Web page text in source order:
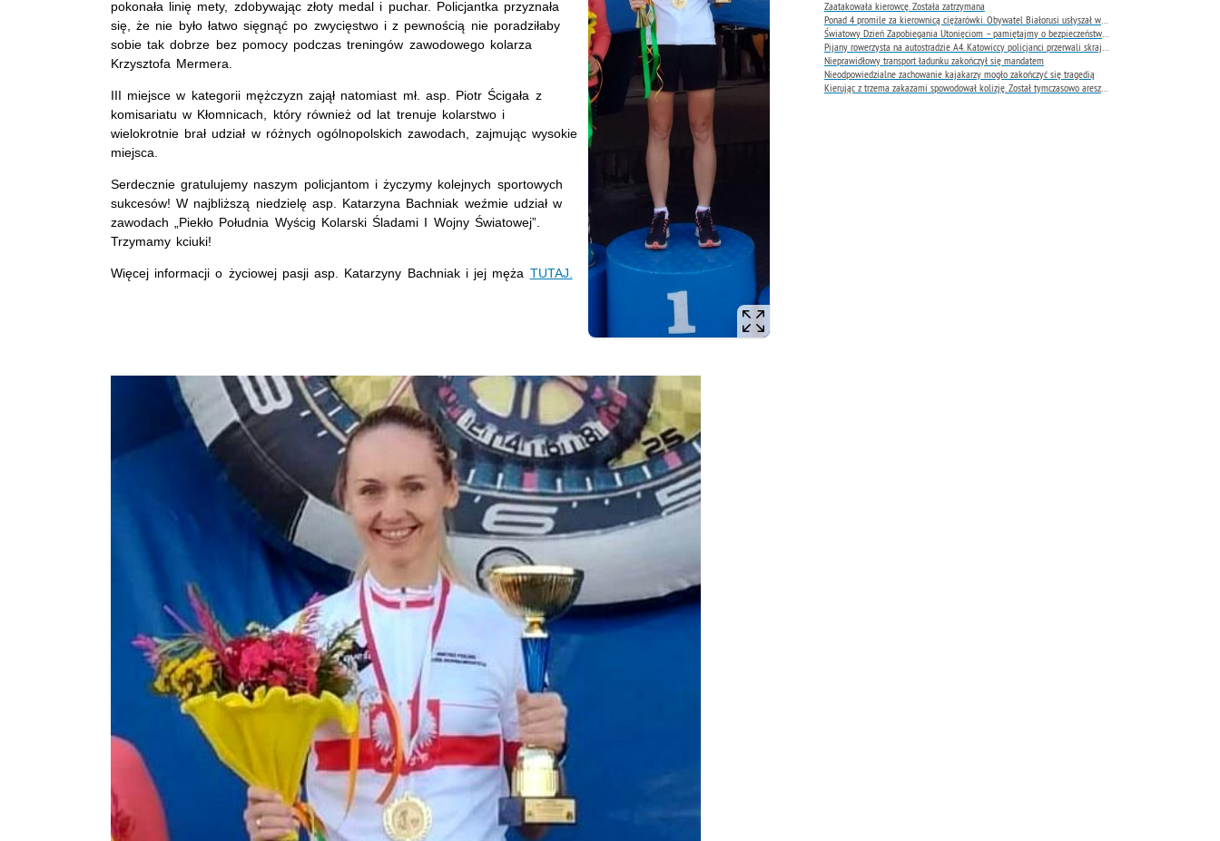
Zaatakowała kierowcę. Została zatrzymana
Nieprawidłowy transport ładunku zakończył się mandatem
Nieodpowiedzialne zachowanie kajakarzy mogło zakończyć się tragedią
pokonała linię mety, zdobywając złoty medal i puchar. Policjantka przyznała
się, że nie było łatwo sięgnąć po zwycięstwo i z pewnością nie poradziłaby
sobie tak dobrze bez pomocy podczas treningów zawodowego kolarza
Krzysztofa Mermera.
III miejsce w kategorii mężczyzn zajął natomiast mł. asp. Piotr Ścigała z
komisariatu w Kłomnicach, który również od lat trenuje kolarstwo i
wielokrotnie brał udział w różnych ogólnopolskich zawodach, zajmując wysokie
miejsca.
Serdecznie gratulujemy naszym policjantom i życzymy kolejnych sportowych
sukcesów! W najbliższą niedzielę asp. Katarzyna Bachniak weźmie udział w
zawodach „Piekło Południa Wyścig Kolarski Śladami I Wojny Światowej”.
Trzymamy kciuki!
Więcej informacji o życiowej pasji asp. Katarzyny Bachniak i jej męża TUTAJ.